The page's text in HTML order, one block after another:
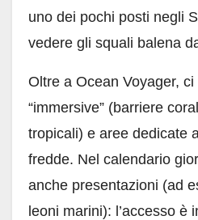
uno dei pochi posti negli
vedere gli squali balena
Oltre a Ocean Voyager,
“immersive” (barriere
tropicali) e aree dedicate
fredde. Nel calendario
anche presentazioni (ad
leoni marini): l’accesso è